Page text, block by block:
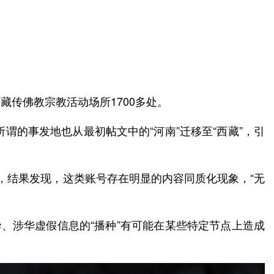
传佛教宗教活动场所1700多处。
的事发地也从最初帖文中的“河南”迁移至“西藏”，引
结果发现，这类账号存在明显的内容同质化现象，“无
涉华虚假信息的“播种”有可能在某些特定节点上造成